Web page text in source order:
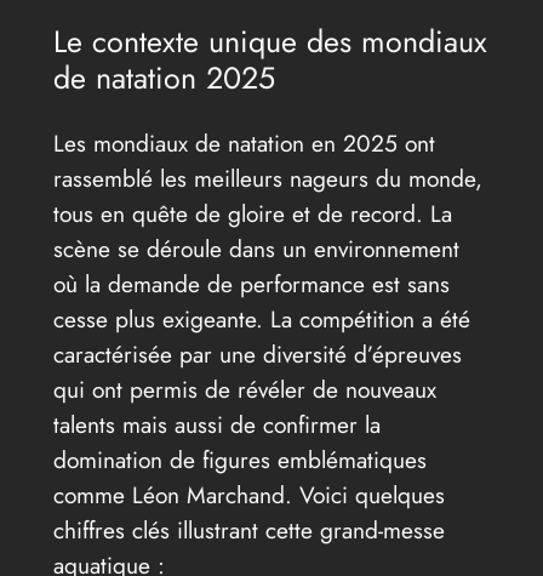
Le contexte unique des mondiaux
de natation 2025
Les mondiaux de natation en 2025 ont
rassemblé les meilleurs nageurs du monde,
tous en quête de gloire et de record. La
scène se déroule dans un environnement
où la demande de performance est sans
cesse plus exigeante. La compétition a été
caractérisée par une diversité d’épreuves
qui ont permis de révéler de nouveaux
talents mais aussi de confirmer la
domination de figures emblématiques
comme Léon Marchand. Voici quelques
chiffres clés illustrant cette grand-messe
aquatique :